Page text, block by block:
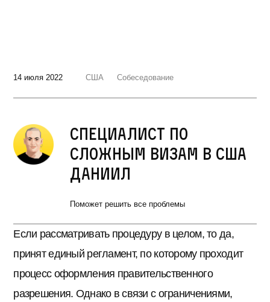
14 июля 2022 США Собеседование
Специалист по
сложным визам в США
Даниил
Поможет решить все проблемы
Если рассматривать процедуру в целом, то да,
принят единый регламент, по которому проходит
процесс оформления правительственного
разрешения. Однако в связи с ограничениями,